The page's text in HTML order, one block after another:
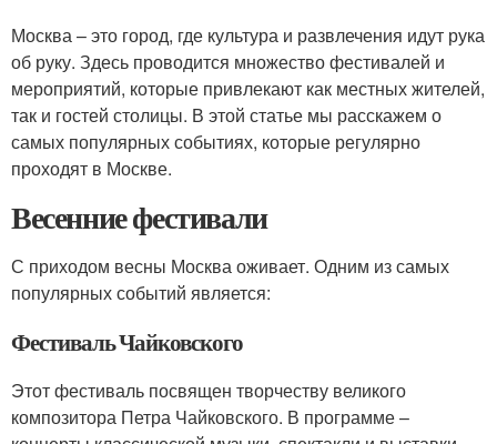
Москва – это город, где культура и развлечения идут рука
об руку. Здесь проводится множество фестивалей и
мероприятий, которые привлекают как местных жителей,
так и гостей столицы. В этой статье мы расскажем о
самых популярных событиях, которые регулярно
проходят в Москве.
Весенние фестивали
С приходом весны Москва оживает. Одним из самых
популярных событий является:
Фестиваль Чайковского
Этот фестиваль посвящен творчеству великого
композитора Петра Чайковского. В программе –